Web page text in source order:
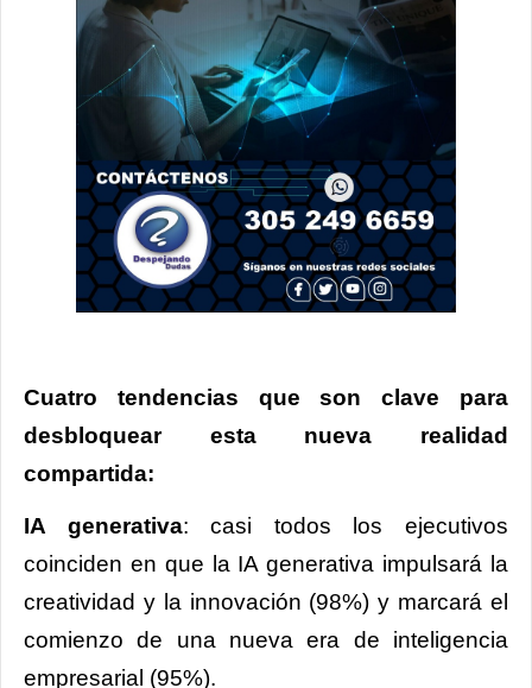
Cuatro tendencias que son clave para
desbloquear esta nueva realidad
compartida:
IA generativa: casi todos los ejecutivos
coinciden en que la IA generativa impulsará la
creatividad y la innovación (98%) y marcará el
comienzo de una nueva era de inteligencia
empresarial (95%).